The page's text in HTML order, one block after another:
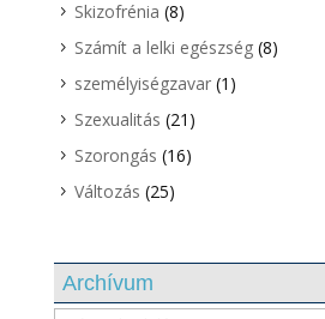
Skizofrénia (8)
Számít a lelki egészség(8)
személyiségzavar(1)
Szexualitás (21)
Szorongás (16)
Változás (25)
Archívum